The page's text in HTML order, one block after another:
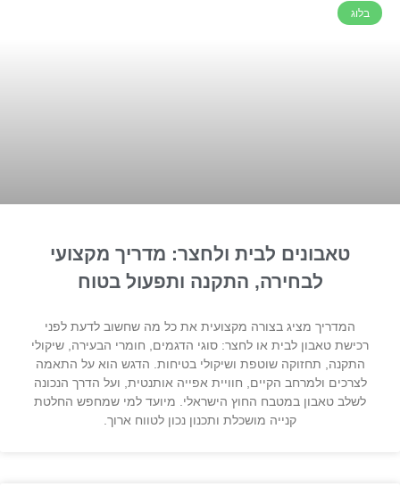
בלוג
טאבונים לבית ולחצר: מדריך מקצועי
לבחירה, התקנה ותפעול בטוח
המדריך מציג בצורה מקצועית את כל מה שחשוב לדעת לפני
רכישת טאבון לבית או לחצר: סוגי הדגמים, חומרי הבעירה, שיקולי
התקנה, תחזוקה שוטפת ושיקולי בטיחות. הדגש הוא על התאמה
לצרכים ולמרחב הקיים, חוויית אפייה אותנטית, ועל הדרך הנכונה
לשלב טאבון במטבח החוץ הישראלי. מיועד למי שמחפש החלטת
קנייה מושכלת ותכנון נכון לטווח ארוך.